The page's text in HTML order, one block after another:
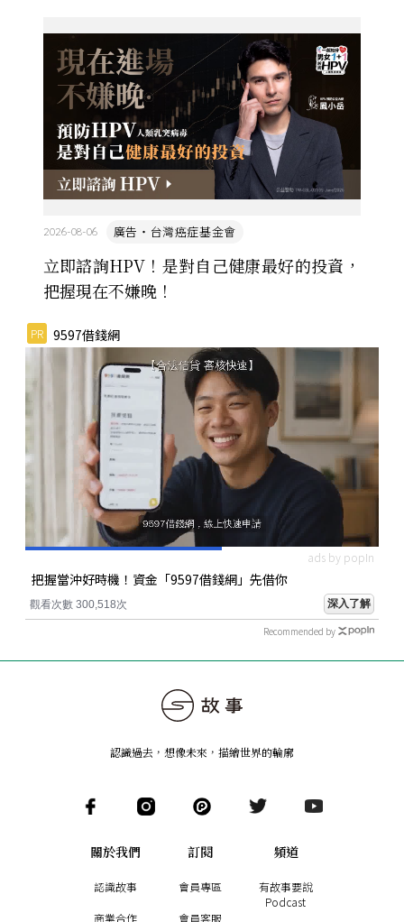
立即諮詢HPV！是對自己健康最好的投資，
把握現在不嫌晚！
廣告・台灣癌症基金會
2026-08-06
PR 9597借錢網
ads by popIn
把握當沖好時機！資金「9597借錢網」先借你
觀看次數 300,518次 深入了解
Recommended by
認識過去，想像未來 ， 描繪世界的輪廓
關於我們
認識故事
商業合作
訂閱
會員專區
會員客服
頻道
有故事要說
Podcast